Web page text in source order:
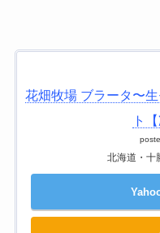
花畑牧場 ブラータ〜
ト
北海道・十